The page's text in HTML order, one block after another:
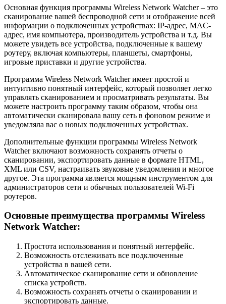
Основная функция программы Wireless Network Watcher – это
сканирование вашей беспроводной сети и отображение всей
информации о подключенных устройствах: IP-адрес, MAC-
адрес, имя компьютера, производитель устройства и т.д. Вы
можете увидеть все устройства, подключенные к вашему
роутеру, включая компьютеры, планшеты, смартфоны,
игровые приставки и другие устройства.
Программа Wireless Network Watcher имеет простой и
интуитивно понятный интерфейс, который позволяет легко
управлять сканированием и просматривать результаты. Вы
можете настроить программу таким образом, чтобы она
автоматически сканировала вашу сеть в фоновом режиме и
уведомляла вас о новых подключенных устройствах.
Дополнительные функции программы Wireless Network
Watcher включают возможность сохранять отчеты о
сканировании, экспортировать данные в формате HTML,
XML или CSV, настраивать звуковые уведомления и многое
другое. Эта программа является мощным инструментом для
администраторов сети и обычных пользователей Wi-Fi
роутеров.
Основные преимущества программы Wireless
Network Watcher:
Простота использования и понятный интерфейс.
Возможность отслеживать все подключенные
устройства в вашей сети.
Автоматическое сканирование сети и обновление
списка устройств.
Возможность сохранять отчеты о сканировании и
экспортировать данные.